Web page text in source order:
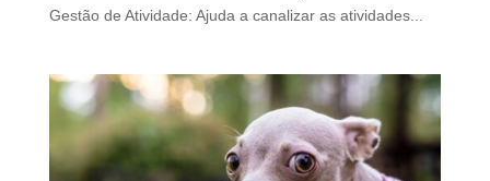
Gestão de Atividade: Ajuda a canalizar as atividades...